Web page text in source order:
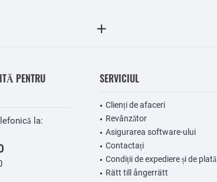
PENTRU
la:
SERVICIUL
Clienți de afaceri
Revânzător
Asigurarea software-ului
Contactați
Condiții de expediere și de plată
Rätt till ångerrätt